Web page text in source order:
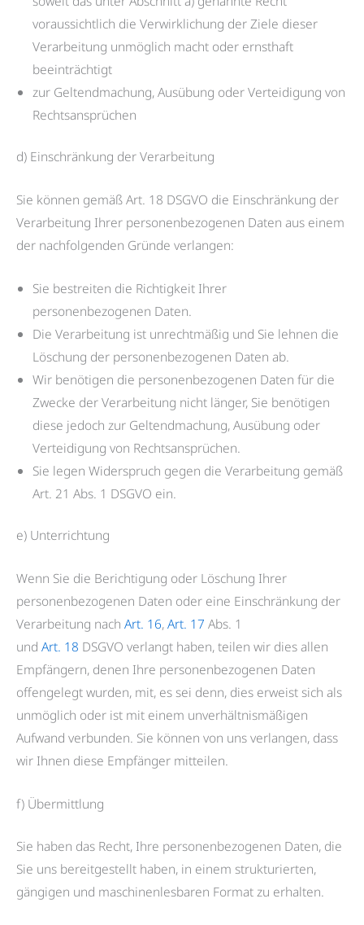
voraussichtlich die Verwirklichung der Ziele dieser
Verarbeitung unmöglich macht oder ernsthaft
beeinträchtigt
zur Geltendmachung, Ausübung oder Verteidigung von
Rechtsansprüchen
d) Einschränkung der Verarbeitung
Sie können gemäß Art. 18 DSGVO die Einschränkung der
Verarbeitung Ihrer personenbezogenen Daten aus einem
der nachfolgenden Gründe verlangen:
Sie bestreiten die Richtigkeit Ihrer
personenbezogenen Daten.
Die Verarbeitung ist unrechtmäßig und Sie lehnen die
Löschung der personenbezogenen Daten ab.
Wir benötigen die personenbezogenen Daten für die
Zwecke der Verarbeitung nicht länger, Sie benötigen
diese jedoch zur Geltendmachung, Ausübung oder
Verteidigung von Rechtsansprüchen.
Sie legen Widerspruch gegen die Verarbeitung gemäß
Art. 21 Abs. 1 DSGVO ein.
e) Unterrichtung
Wenn Sie die Berichtigung oder Löschung Ihrer
personenbezogenen Daten oder eine Einschränkung der
Verarbeitung nach Art. 16,Art. 17 Abs. 1
und Art. 18 DSGVO verlangt haben, teilen wir dies allen
Empfängern, denen Ihre personenbezogenen Daten
offengelegt wurden, mit, es sei denn, dies erweist sich als
unmöglich oder ist mit einem unverhältnismäßigen
Aufwand verbunden. Sie können von uns verlangen, dass
wir Ihnen diese Empfänger mitteilen.
f) Übermittlung
Sie haben das Recht, Ihre personenbezogenen Daten, die
Sie uns bereitgestellt haben, in einem strukturierten,
gängigen und maschinenlesbaren Format zu erhalten.